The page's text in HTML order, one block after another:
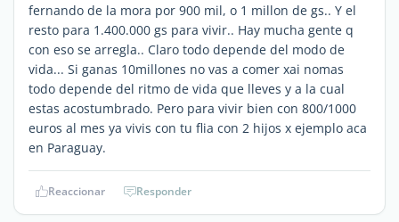
fernando de la mora por 900 mil, o 1 millon de gs.. Y el
resto para 1.400.000 gs para vivir.. Hay mucha gente q
con eso se arregla.. Claro todo depende del modo de
vida... Si ganas 10millones no vas a comer xai nomas
todo depende del ritmo de vida que lleves y a la cual
estas acostumbrado. Pero para vivir bien con 800/1000
euros al mes ya vivis con tu flia con 2 hijos x ejemplo aca
en Paraguay.
Reaccionar Responder